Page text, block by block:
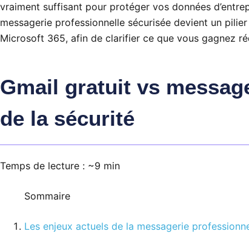
vraiment suffisant pour protéger vos données
messagerie professionnelle sécurisée devient un
Microsoft 365, afin de clarifier ce que vous gagnez
Gmail gratuit vs
de la sécurité
Temps de lecture : ~9 min
Sommaire
Les enjeux actuels de la messagerie